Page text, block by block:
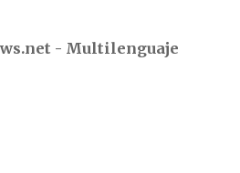
- Multilenguaje